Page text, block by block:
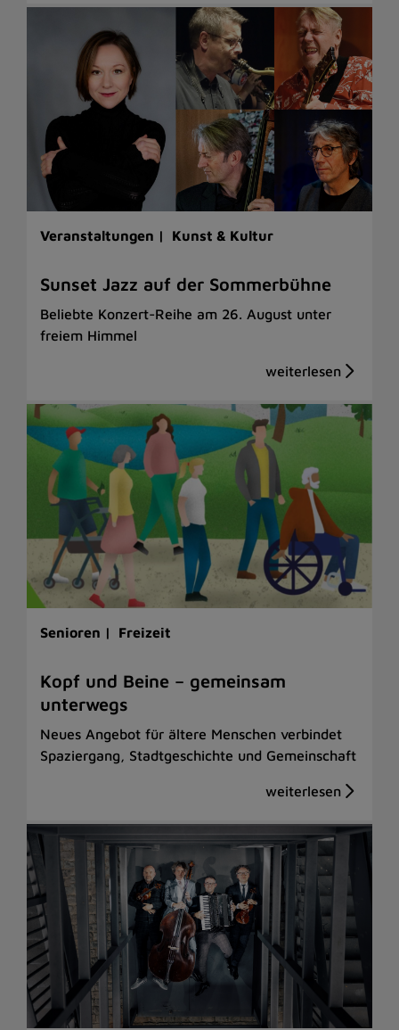
Veranstaltungen | Kunst & Kultur
Sunset Jazz auf der Sommerbühne
Beliebte Konzert-Reihe am 26. August unter
freiem Himmel
Senioren | Freizeit
Kopf und Beine – gemeinsam
unterwegs
Neues Angebot für ältere Menschen verbindet
Spaziergang, Stadtgeschichte und Gemeinschaft